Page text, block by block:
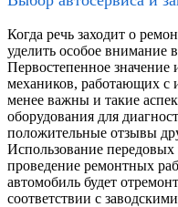
Когда речь заходит о
уделить особое внимание
Первостепенное
механиков, работающих с
менее важны и такие
оборудования для
положительные отзывы
Использование
проведение ремонтных
автомобиль будет
соответствии с